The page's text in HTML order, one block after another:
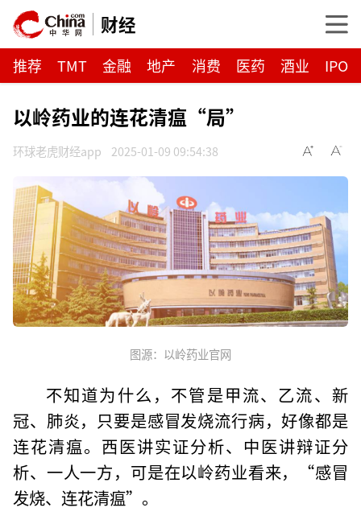
财经
推荐 TMT 金融 地产 消费 医药 酒业 IPO
以岭药业的连花清瘟“局”
环球老虎财经app 2025-01-09 09:54:38
图源：以岭药业官网
不知道为什么，不管是甲流、乙流、新
冠、肺炎，只要是感冒发烧流行病，好像都是
连花清瘟。西医讲实证分析、中医讲辩证分
析、一人一方，可是在以岭药业看来，“感冒
发烧、连花清瘟”。